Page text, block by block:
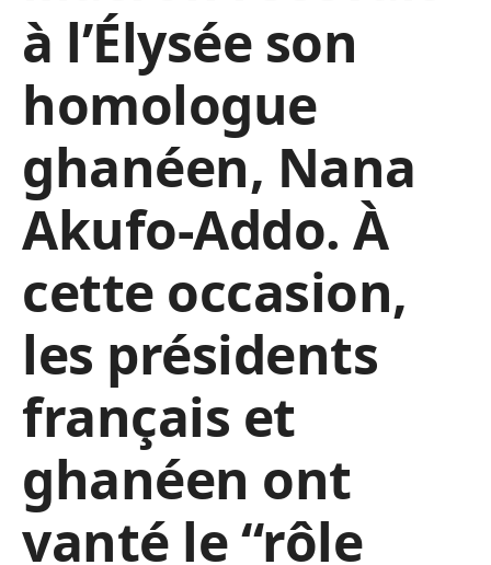
à l’Élysée son
homologue
ghanéen, Nana
Akufo-Addo. À
cette occasion,
les présidents
français et
ghanéen ont
vanté le “rôle